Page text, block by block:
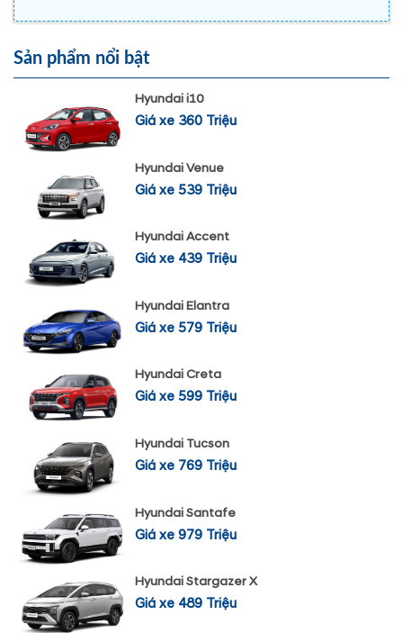
Sản phẩm nổi bật
Hyundai i10
Giá xe 360 Triệu
Hyundai Venue
Giá xe 539 Triệu
Hyundai Accent
Giá xe 439 Triệu
Hyundai Elantra
Giá xe 579 Triệu
Hyundai Creta
Giá xe 599 Triệu
Hyundai Tucson
Giá xe 769 Triệu
Hyundai Santafe
Giá xe 979 Triệu
Hyundai Stargazer X
Giá xe 489 Triệu